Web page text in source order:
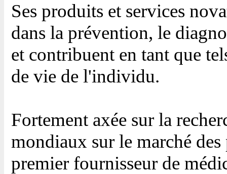
Ses produits et services
dans la prévention, le
et contribuent en tant que
de vie de l'individu.
Fortement axée sur la
mondiaux sur le marché
premier fournisseur de